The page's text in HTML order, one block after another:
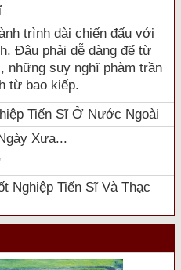
trình dài chiến đấu với
Đâu phải dễ dàng để từ
những suy nghĩ phàm trần
từ bao kiếp.
Tiến Sĩ Ở Nước Ngoài
Xưa...
Nghiệp Tiến Sĩ Và Thạc